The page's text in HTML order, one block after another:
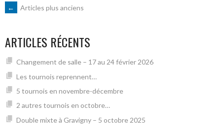
NAVIGATION
DES
ARTICLES
← Articles plus anciens
ARTICLES RÉCENTS
Changement de salle – 17 au 24 février 2026
Les tournois reprennent…
5 tournois en novembre-décembre
2 autres tournois en octobre…
Double mixte à Gravigny – 5 octobre 2025